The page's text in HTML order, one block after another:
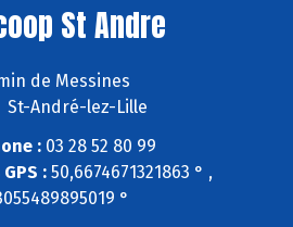
St Andre
de Messines
St-André-lez-Lille
:03 28 52 80 99
:50,6674671321863 ° ,
°